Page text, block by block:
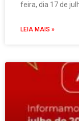
feira, dia 17 de
LEIA MAIS »